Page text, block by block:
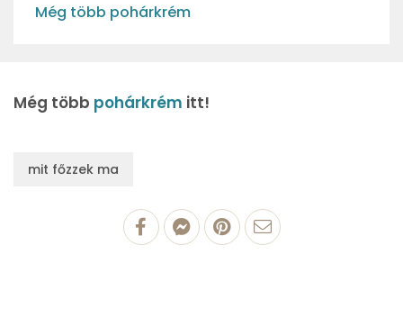
Még több pohárkrém
Még több pohárkrém itt!
mit főzzek ma